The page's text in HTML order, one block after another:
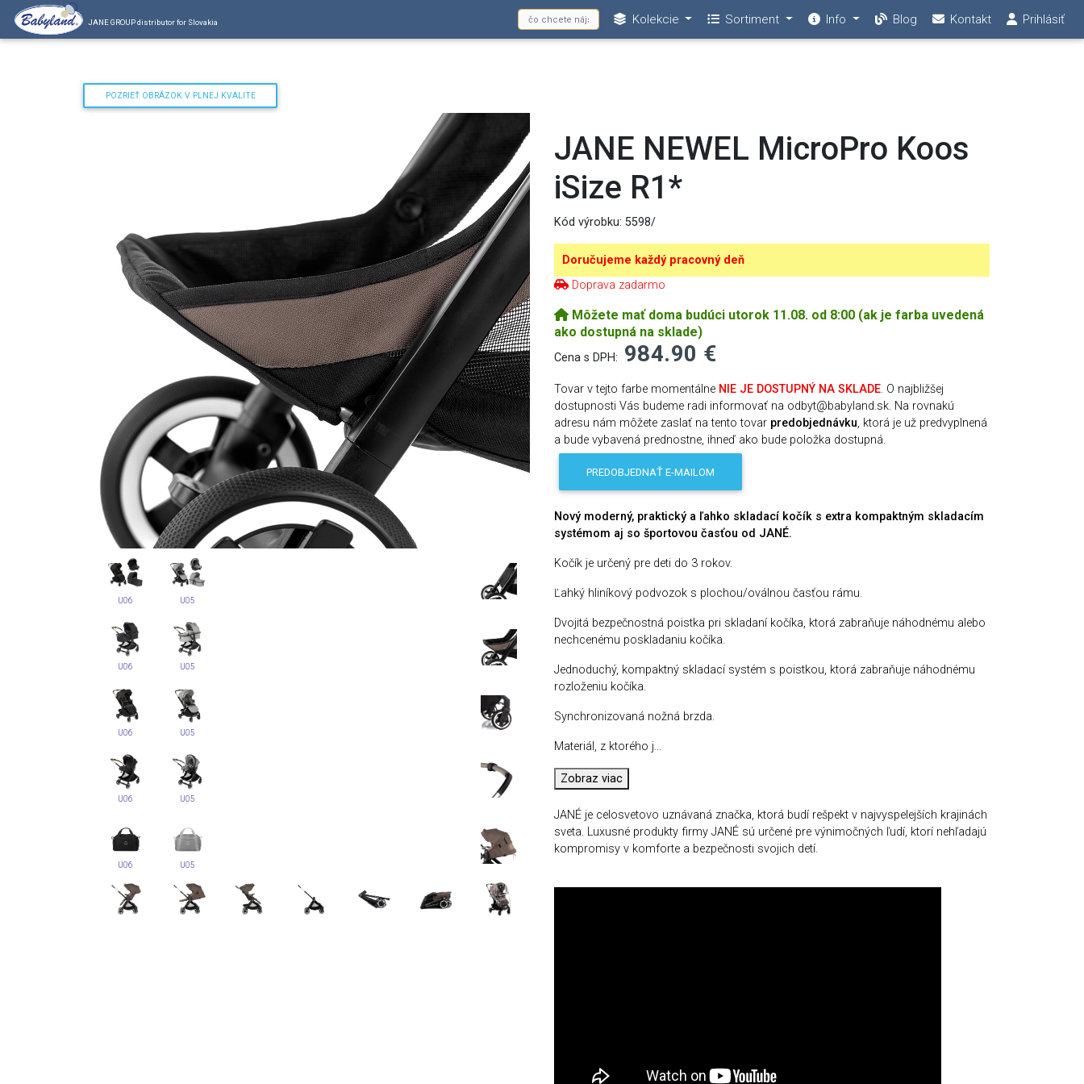
JANE GROUP distributor for Slovakia Kolekcie Sortiment Info Blog Kontakt Prihlásiť
POZRIEŤ OBRÁZOK V PLNEJ KVALITE
U06 U05
U06 U05
U06 U05
U06 U05
U06 U05
JANE NEWEL MicroPro Koos
iSize R1*
Kód výrobku: 5598/
Doručujeme každý pracovný deň
Doprava zadarmo
Môžete mať doma budúci utorok 11.08. od 8:00 (ak je farba uvedená
ako dostupná na sklade)
Cena s DPH: 984.90 €
Tovar v tejto farbe momentálne NIE JE DOSTUPNÝ NA SKLADE. O najbližšej
dostupnosti Vás budeme radi informovať na odbyt@babyland.sk. Na rovnakú
adresu nám môžete zaslať na tento tovar predobjednávku, ktorá je už predvyplnená
a bude vybavená prednostne, ihneď ako bude položka dostupná.
PREDOBJEDNAŤ E-MAILOM
Nový moderný, praktický a ľahko skladací kočík s extra kompaktným skladacím
systémom aj so športovou časťou od JANÉ.
Kočík je určený pre deti do 3 rokov.
Ľahký hliníkový podvozok s plochou/oválnou časťou rámu.
Dvojitá bezpečnostná poistka pri skladaní kočíka, ktorá zabraňuje náhodnému alebo
nechcenému poskladaniu kočíka.
Jednoduchý, kompaktný skladací systém s poistkou, ktorá zabraňuje náhodnému
rozloženiu kočíka.
Synchronizovaná nožná brzda.
Materiál, z ktorého j...
Zobraz viac
JANÉ je celosvetovo uznávaná značka, ktorá budí rešpekt v najvyspelejších krajinách
sveta. Luxusné produkty firmy JANÉ sú určené pre výnimočných ľudí, ktorí nehľadajú
kompromisy v komforte a bezpečnosti svojich detí.